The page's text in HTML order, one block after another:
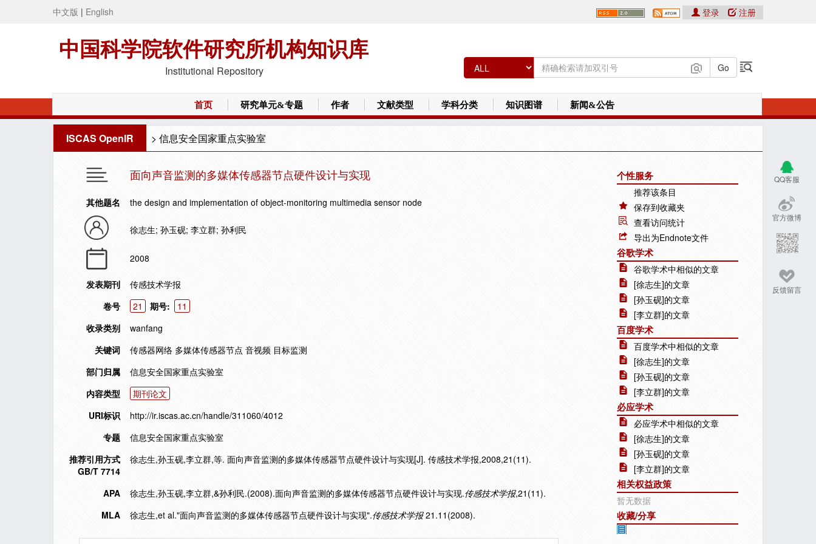
中文版 | English
中国科学院软件研究所机构知识库
Institutional Repository
登录 注册
首页 研究单元&专题 作者 文献类型 学科分类 知识图谱 新闻&公告
ISCAS OpenIR > 信息安全国家重点实验室
QQ客服
官方微博
反馈留言
面向声音监测的多媒体传感器节点硬件设计与实现
其他题名 the design and implementation of object-monitoring multimedia sensor node
徐志生; 孙玉砚; 李立群; 孙利民
2008
发表期刊
传感技术学报
卷号
21 期号:
11
收录类别
wanfang
关键词
传感器网络 多媒体传感器节点 音视频 目标监测
部门归属
信息安全国家重点实验室
内容类型
期刊论文
URI标识
http://ir.iscas.ac.cn/handle/311060/4012
专题
信息安全国家重点实验室
推荐引用方式
GB/T 7714
徐志生,孙玉砚,李立群,等. 面向声音监测的多媒体传感器节点硬件设计与实现[J]. 传感技术学报,2008,21(11).
APA 徐志生,孙玉砚,李立群,&孙利民.(2008).面向声音监测的多媒体传感器节点硬件设计与实现.传感技术学报,21(11).
MLA
徐志生,et al."面向声音监测的多媒体传感器节点硬件设计与实现".传感技术学报21.11(2008).
个性服务
推荐该条目
保存到收藏夹
查看访问统计
导出为Endnote文件
谷歌学术
谷歌学术中相似的文章
[徐志生]的文章
[孙玉砚]的文章
[李立群]的文章
百度学术
百度学术中相似的文章
[徐志生]的文章
[孙玉砚]的文章
[李立群]的文章
必应学术
必应学术中相似的文章
[徐志生]的文章
[孙玉砚]的文章
[李立群]的文章
相关权益政策
暂无数据
收藏/分享